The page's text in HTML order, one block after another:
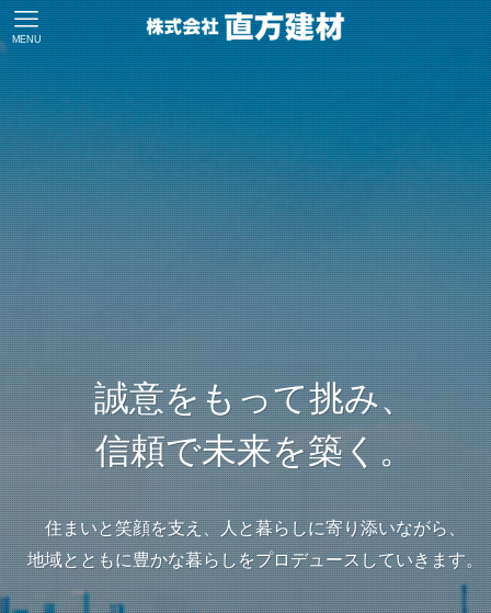
MENU
誠意をもって挑み、
信頼で未来を築く。
住まいと笑顔を支え、人と暮らしに寄り添いながら、
地域とともに豊かな暮らしをプロデュースしていきます。
誠意をもって挑み、
信頼で未来を築く。
住まいと笑顔を支え、人と暮らしに寄り添いながら、
地域とともに豊かな暮らしをプロデュースしていきます。
誠意をもって挑み、
信頼で未来を築く。
住まいと笑顔を支え、人と暮らしに寄り添いながら、
地域とともに豊かな暮らしをプロデュースしていきます。
誠意をもって挑み、
信頼で未来を築く。
住まいと笑顔を支え、人と暮らしに寄り添いながら、
地域とともに豊かな暮らしをプロデュースしていきます。
誠意をもって挑み、
信頼で未来を築く。
住まいと笑顔を支え、人と暮らしに寄り添いながら、
地域とともに豊かな暮らしをプロデュースしていきます。